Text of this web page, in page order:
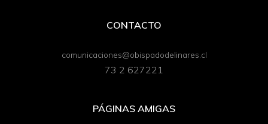
CONTACTO
comunicaciones@obispadodelinares.cl
73 2 627221
PÁGINAS AMIGAS